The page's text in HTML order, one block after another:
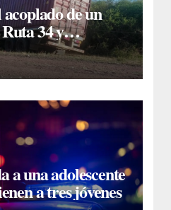
de un
34 y
para
a una adolescente
a tres jóvenes